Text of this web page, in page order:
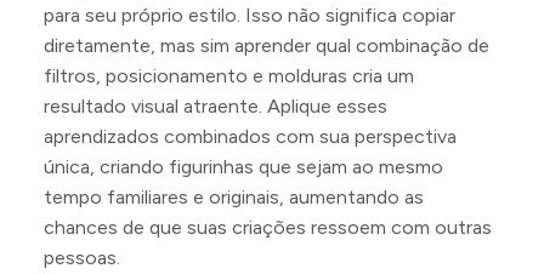
para seu próprio estilo. Isso não significa copiar
diretamente, mas sim aprender qual combinação de
filtros, posicionamento e molduras cria um
resultado visual atraente. Aplique esses
aprendizados combinados com sua perspectiva
única, criando figurinhas que sejam ao mesmo
tempo familiares e originais, aumentando as
chances de que suas criações ressoem com outras
pessoas.